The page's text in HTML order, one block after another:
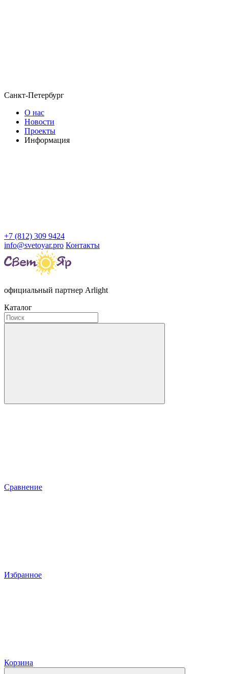
Санкт-Петербург
О нас
Новости
Проекты
Информация
+7 (812) 309 9424
info@svetoyar.pro Контакты
официальный партнер Arlight
Каталог
Сравнение
Избранное
Корзина